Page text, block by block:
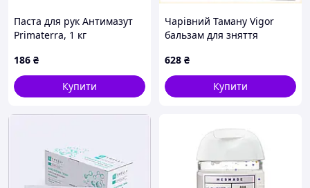
Паста для рук Антимазут
Primaterra, 1 кг
186 ₴
Купити
Чарівний Таману Vigor
бальзам для зняття
AK8154362H
628 ₴
Купити